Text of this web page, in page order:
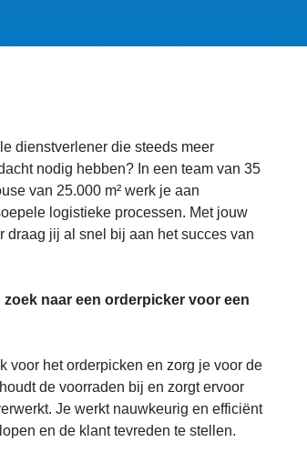
dienstverlener die steeds meer
nodig hebben? In een team van 35
van 25.000 m² werk je aan
logistieke processen. Met jouw
draag jij al snel bij aan het succes van
naar een orderpicker voor een
voor het orderpicken en zorg je voor de
de voorraden bij en zorgt ervoor
Je werkt nauwkeurig en efficiënt
en de klant tevreden te stellen.